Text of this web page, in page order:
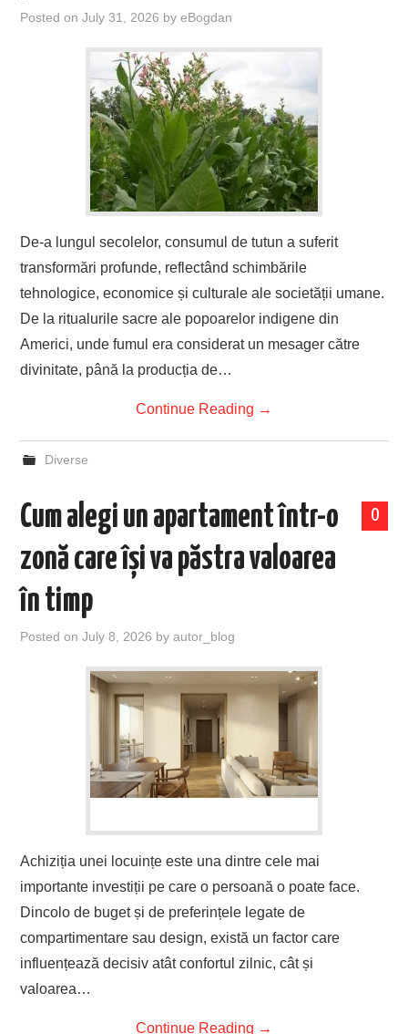
Posted onJuly 31, 2026 byeBogdan
De-a lungul secolelor, consumul de tutun a suferit
transformări profunde, reflectând schimbările
tehnologice, economice și culturale ale societății umane.
De la ritualurile sacre ale popoarelor indigene din
Americi, unde fumul era considerat un mesager către
divinitate, până la producția de…
Continue Reading →
Diverse
0
Cum alegi un apartament într-o
zonă care își va păstra valoarea
în timp
Posted onJuly 8, 2026 byautor_blog
Achiziția unei locuințe este una dintre cele mai
importante investiții pe care o persoană o poate face.
Dincolo de buget și de preferințele legate de
compartimentare sau design, există un factor care
influențează decisiv atât confortul zilnic, cât și
valoarea…
Continue Reading →